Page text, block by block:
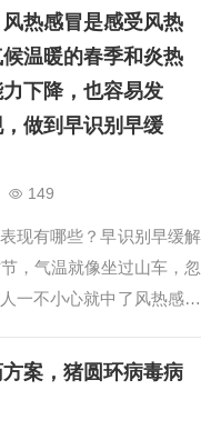
热感冒是感受风热
温暖的春季和炎热
下降，也容易发
做到早识别早缓
149
现有哪些？早识别早缓解
，气温就像坐过山车，忽
一不小心就中了风热感冒
候温暖的春季和炎热的...
案，猪圆环病毒病